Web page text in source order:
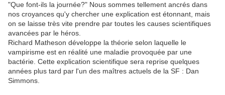
"Que font-ils la journée?" Nous sommes tellement ancrés dans
nos croyances qu'y chercher une explication est étonnant, mais
on se laisse très vite prendre par toutes les causes scientifiques
avancées par le héros.
Richard Matheson développe la théorie selon laquelle le
vampirisme est en réalité une maladie provoquée par une
bactérie. Cette explication scientifique sera reprise quelques
années plus tard par l'un des maîtres actuels de la SF : Dan
Simmons.